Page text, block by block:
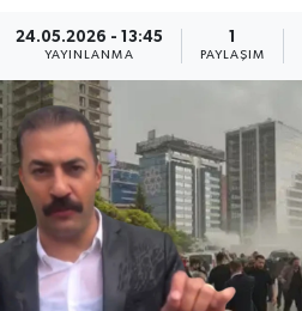
24.05.2026 - 13:45
YAYINLANMA PAYLAŞIM